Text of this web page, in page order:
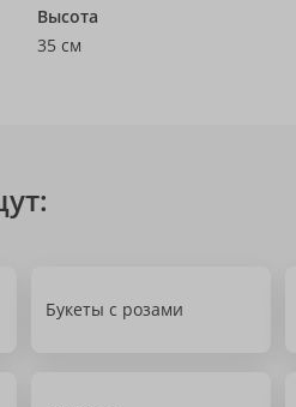
Высота
35 см
Букеты с розами